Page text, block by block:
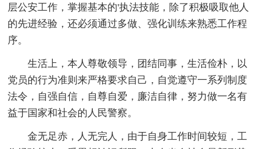
层公安工作，掌握基本的'执法技能，除了积极吸取他人
的先进经验，还必须通过多做、强化训练来熟悉工作程
序。
生活上，本人尊敬领导，团结同事，生活俭朴，以
党员的行为准则来严格要求自己，自觉遵守一系列制度
法令，自强自信，自尊自爱，廉洁自律，努力做一名有
益于国家和社会的人民警察。
金无足赤，人无完人，由于自身工作时间较短，工